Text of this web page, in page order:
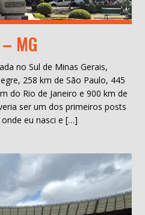
MG
no Sul de Minas Gerais,
258 km de São Paulo, 445
do Rio de Janeiro e 900 km de
ser um dos primeiros posts
eu nasci e […]